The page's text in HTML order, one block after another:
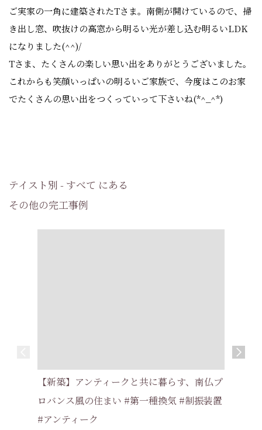
ご実家の一角に建築されたTさま。南側が開けているので、掃
き出し窓、吹抜けの高窓から明るい光が差し込む明るいLDK
になりました(^^)/
Tさま、たくさんの楽しい思い出をありがとうございました。
これからも笑顔いっぱいの明るいご家族で、今度はこのお家
でたくさんの思い出をつくっていって下さいね(*^_^*)
テイスト別 - すべて にある
その他の完工事例
【新築】アンティークと共に暮らす、南仏プ
ロバンス風の住まい #第一種換気 #制振装置
#アンティーク